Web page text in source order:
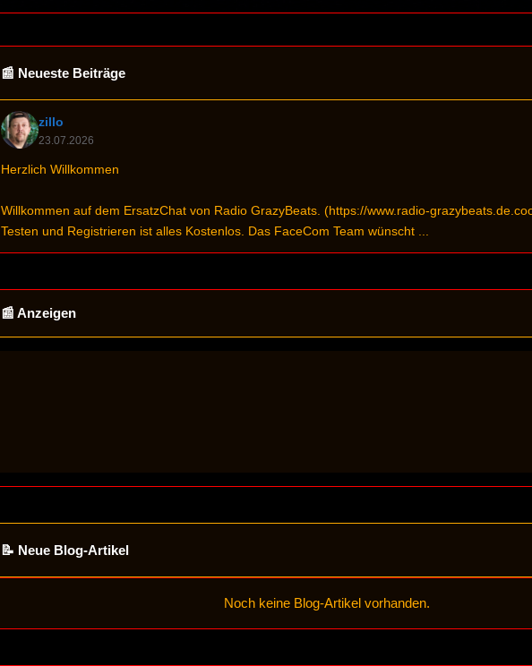
📰 Neueste Beiträge
zillo
23.07.2026
Herzlich Willkommen
Willkommen auf dem ErsatzChat von Radio GrazyBeats. (https://www.radio-
Testen und Registrieren ist alles Kostenlos. Das FaceCom Team wünscht ...
📰 Anzeigen
📝 Neue Blog-Artikel
Noch keine Blog-Artikel vorhanden.